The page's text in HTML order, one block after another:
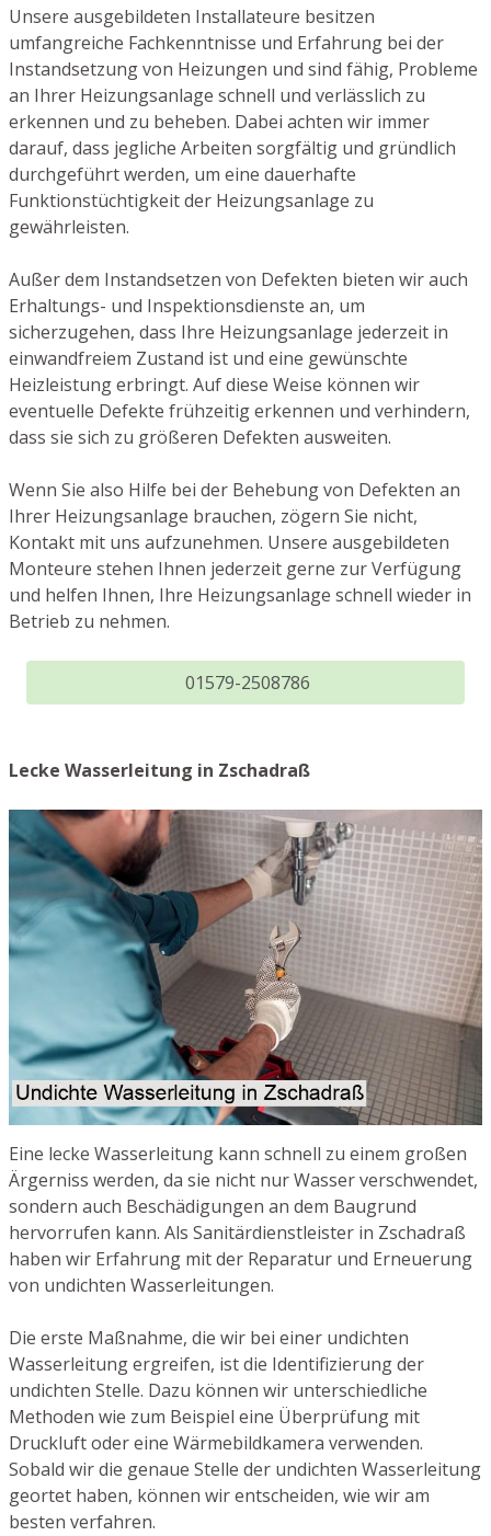
Unsere ausgebildeten Installateure besitzen
umfangreiche Fachkenntnisse und Erfahrung bei der
Instandsetzung von Heizungen und sind fähig, Probleme
an Ihrer Heizungsanlage schnell und verlässlich zu
erkennen und zu beheben. Dabei achten wir immer
darauf, dass jegliche Arbeiten sorgfältig und gründlich
durchgeführt werden, um eine dauerhafte
Funktionstüchtigkeit der Heizungsanlage zu
gewährleisten.
Außer dem Instandsetzen von Defekten bieten wir auch
Erhaltungs- und Inspektionsdienste an, um
sicherzugehen, dass Ihre Heizungsanlage jederzeit in
einwandfreiem Zustand ist und eine gewünschte
Heizleistung erbringt. Auf diese Weise können wir
eventuelle Defekte frühzeitig erkennen und verhindern,
dass sie sich zu größeren Defekten ausweiten.
Wenn Sie also Hilfe bei der Behebung von Defekten an
Ihrer Heizungsanlage brauchen, zögern Sie nicht,
Kontakt mit uns aufzunehmen. Unsere ausgebildeten
Monteure stehen Ihnen jederzeit gerne zur Verfügung
und helfen Ihnen, Ihre Heizungsanlage schnell wieder in
Betrieb zu nehmen.
01579-2508786
Lecke Wasserleitung in Zschadraß
Eine lecke Wasserleitung kann schnell zu einem großen
Ärgerniss werden, da sie nicht nur Wasser verschwendet,
sondern auch Beschädigungen an dem Baugrund
hervorrufen kann. Als Sanitärdienstleister in Zschadraß
haben wir Erfahrung mit der Reparatur und Erneuerung
von undichten Wasserleitungen.
Die erste Maßnahme, die wir bei einer undichten
Wasserleitung ergreifen, ist die Identifizierung der
undichten Stelle. Dazu können wir unterschiedliche
Methoden wie zum Beispiel eine Überprüfung mit
Druckluft oder eine Wärmebildkamera verwenden.
Sobald wir die genaue Stelle der undichten Wasserleitung
geortet haben, können wir entscheiden, wie wir am
besten verfahren.